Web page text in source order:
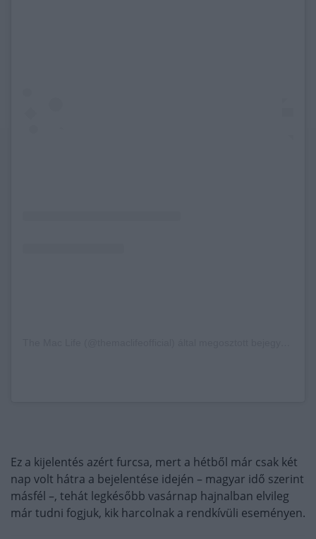
Ez a kijelentés azért furcsa, mert a hétből már csak két
nap volt hátra a bejelentése idején – magyar idő szerint
másfél –, tehát legkésőbb vasárnap hajnalban elvileg
már tudni fogjuk, kik harcolnak a rendkívüli eseményen.